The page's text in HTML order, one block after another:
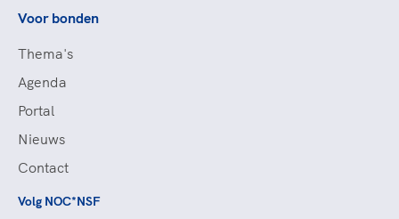
Voor bonden
Thema's
Agenda
Portal
Nieuws
Contact
Volg NOC*NSF